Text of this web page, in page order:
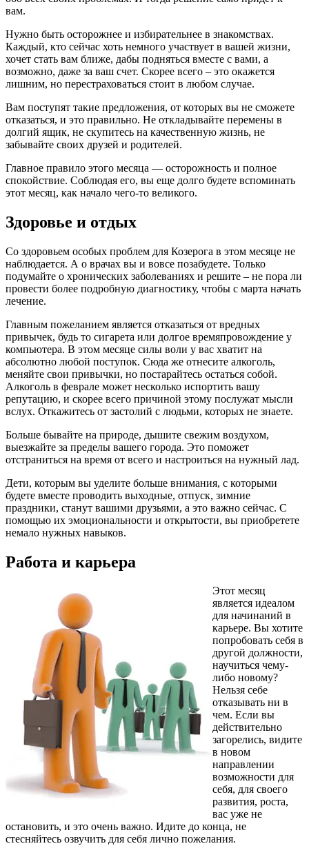
вам.
Нужно быть осторожнее и избирательнее в знакомствах.
Каждый, кто сейчас хоть немного участвует в вашей жизни,
хочет стать вам ближе, дабы подняться вместе с вами, а
возможно, даже за ваш счет. Скорее всего – это окажется
лишним, но перестраховаться стоит в любом случае.
Вам поступят такие предложения, от которых вы не сможете
отказаться, и это правильно. Не откладывайте перемены в
долгий ящик, не скупитесь на качественную жизнь, не
забывайте своих друзей и родителей.
Главное правило этого месяца — осторожность и полное
спокойствие. Соблюдая его, вы еще долго будете вспоминать
этот месяц, как начало чего-то великого.
Здоровье и отдых
Со здоровьем особых проблем для Козерога в этом месяце не
наблюдается. А о врачах вы и вовсе позабудете. Только
подумайте о хронических заболеваниях и решите – не пора ли
провести более подробную диагностику, чтобы с марта начать
лечение.
Главным пожеланием является отказаться от вредных
привычек, будь то сигарета или долгое времяпровождение у
компьютера. В этом месяце силы воли у вас хватит на
абсолютно любой поступок. Сюда же отнесите алкоголь,
меняйте свои привычки, но постарайтесь остаться собой.
Алкоголь в феврале может несколько испортить вашу
репутацию, и скорее всего причиной этому послужат мысли
вслух. Откажитесь от застолий с людьми, которых не знаете.
Больше бывайте на природе, дышите свежим воздухом,
выезжайте за пределы вашего города. Это поможет
отстраниться на время от всего и настроиться на нужный лад.
Дети, которым вы уделите больше внимания, с которыми
будете вместе проводить выходные, отпуск, зимние
праздники, станут вашими друзьями, а это важно сейчас. С
помощью их эмоциональности и открытости, вы приобретете
немало нужных навыков.
Работа и карьера
Этот месяц
является идеалом
для начинаний в
карьере. Вы хотите
попробовать себя в
другой должности,
научиться чему-
либо новому?
Нельзя себе
отказывать ни в
чем. Если вы
действительно
загорелись, видите
в новом
направлении
возможности для
себя, для своего
развития, роста,
вас уже не
остановить, и это очень важно. Идите до конца, не
стесняйтесь озвучить для себя лично пожелания.